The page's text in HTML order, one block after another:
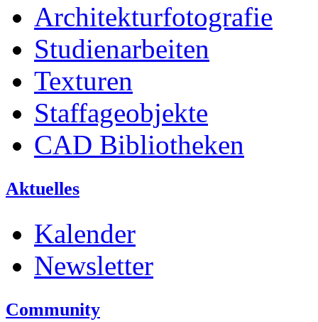
Architekturfotografie
Studienarbeiten
Texturen
Staffageobjekte
CAD Bibliotheken
Aktuelles
Kalender
Newsletter
Community